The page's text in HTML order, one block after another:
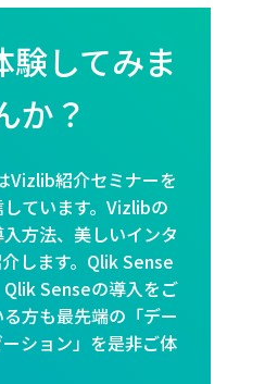
してみま
か？
Vizlib紹介セミナーを
ています。Vizlibの
方法、美しいインタ
します。Qlik Sense
Senseの導入をご
方も最先端の「デー
ション」を是非ご体